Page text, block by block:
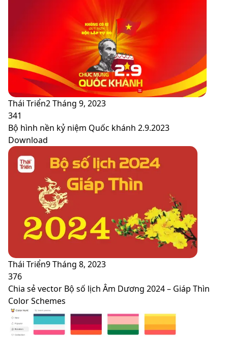
Thái Triển2 Tháng 9, 2023
341
Bộ hình nền kỷ niệm Quốc khánh 2.9.2023
Download
Thái Triển9 Tháng 8, 2023
376
Chia sẻ vector Bộ số lịch Âm Dương 2024 – Giáp Thìn
Color Schemes